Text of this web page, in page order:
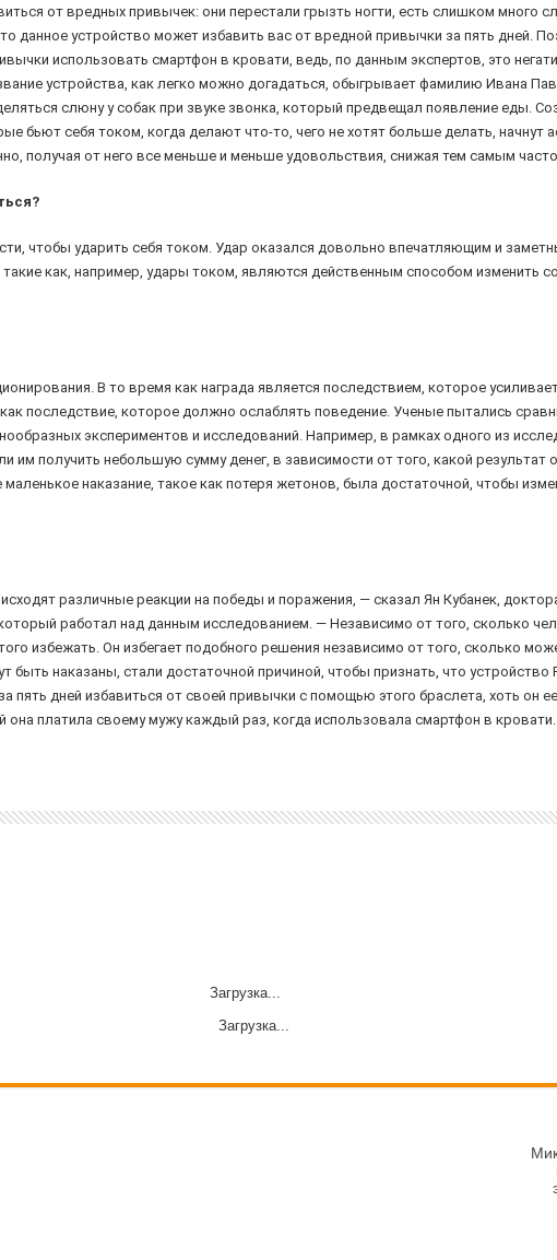
от вредных привычек: они перестали грызть ногти, есть слишком много
данное устройство может избавить вас от вредной привычки за пять дней.
использовать смартфон в кровати, ведь, по данным экспертов, это
устройства, как легко можно догадаться, обыгрывает фамилию Ивана
слюну у собак при звуке звонка, который предвещал появление еды.
бьют себя током, когда делают что-то, чего не хотят больше делать, начнут
получая от него все меньше и меньше удовольствия, снижая тем самым
чтобы ударить себя током. Удар оказался довольно впечатляющим и
как, например, удары током, являются действенным способом изменить
В то время как награда является последствием, которое
последствие, которое должно ослаблять поведение. Ученые пытались
экспериментов и исследований. Например, в рамках одного из
получить небольшую сумму денег, в зависимости от того, какой результат
наказание, такое как потеря жетонов, была достаточной, чтобы
различные реакции на победы и поражения, — сказал Ян Кубанек,
работал над данным исследованием. — Независимо от того, сколько
избежать. Он избегает подобного решения независимо от того, сколько
быть наказаны, стали достаточной причиной, чтобы признать, что
пять дней избавиться от своей привычки с помощью этого браслета, хоть он
платила своему мужу каждый раз, когда использовала смартфон в кровати.
Загрузка...
Загрузка...